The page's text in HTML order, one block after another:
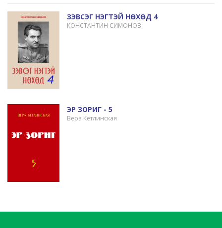
ЗЭВСЭГ НЭГТЭЙ НӨХӨД 4
КОНСТАНТИН СИМОНОВ
ЭР ЗОРИГ - 5
Вера Кетлинская